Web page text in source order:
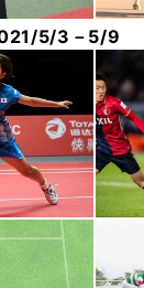
5/3－5/9